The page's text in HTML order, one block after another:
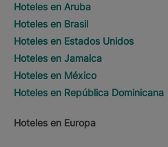
Hoteles en Aruba
Hoteles en Brasil
Hoteles en Estados Unidos
Hoteles en Jamaica
Hoteles en México
Hoteles en República Dominicana
Hoteles en Europa